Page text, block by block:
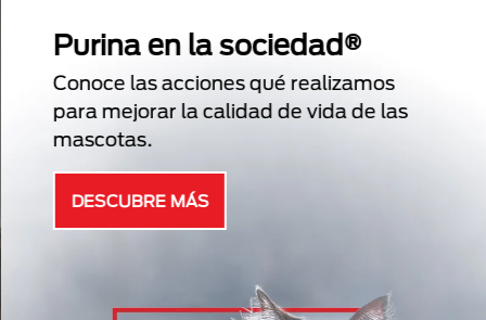
Purina en la sociedad®
Conoce las acciones qué realizamos
para mejorar la calidad de vida de las
mascotas.
DESCUBRE MÁS